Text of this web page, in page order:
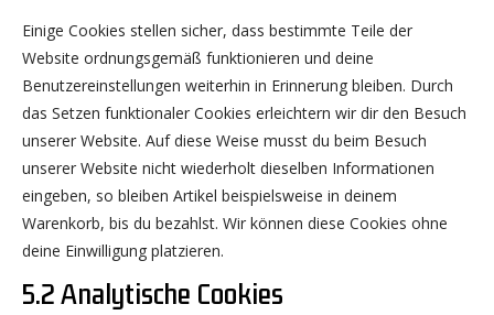
Einige Cookies stellen sicher, dass bestimmte Teile der
Website ordnungsgemäß funktionieren und deine
Benutzereinstellungen weiterhin in Erinnerung bleiben. Durch
das Setzen funktionaler Cookies erleichtern wir dir den Besuch
unserer Website. Auf diese Weise musst du beim Besuch
unserer Website nicht wiederholt dieselben Informationen
eingeben, so bleiben Artikel beispielsweise in deinem
Warenkorb, bis du bezahlst. Wir können diese Cookies ohne
deine Einwilligung platzieren.
5.2 Analytische Cookies